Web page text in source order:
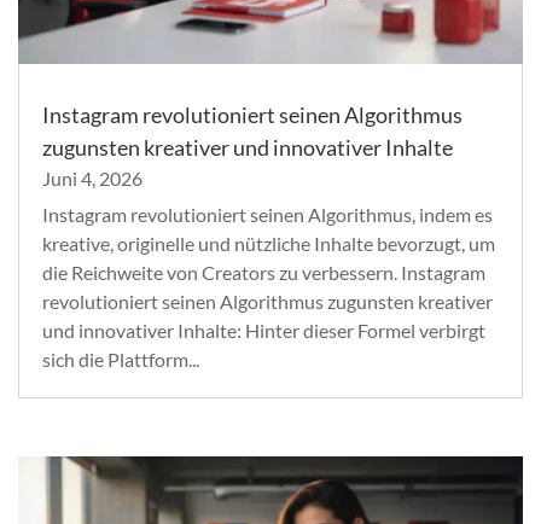
Instagram revolutioniert seinen Algorithmus
zugunsten kreativer und innovativer Inhalte
Juni 4, 2026
Instagram revolutioniert seinen Algorithmus, indem es
kreative, originelle und nützliche Inhalte bevorzugt, um
die Reichweite von Creators zu verbessern. Instagram
revolutioniert seinen Algorithmus zugunsten kreativer
und innovativer Inhalte: Hinter dieser Formel verbirgt
sich die Plattform...